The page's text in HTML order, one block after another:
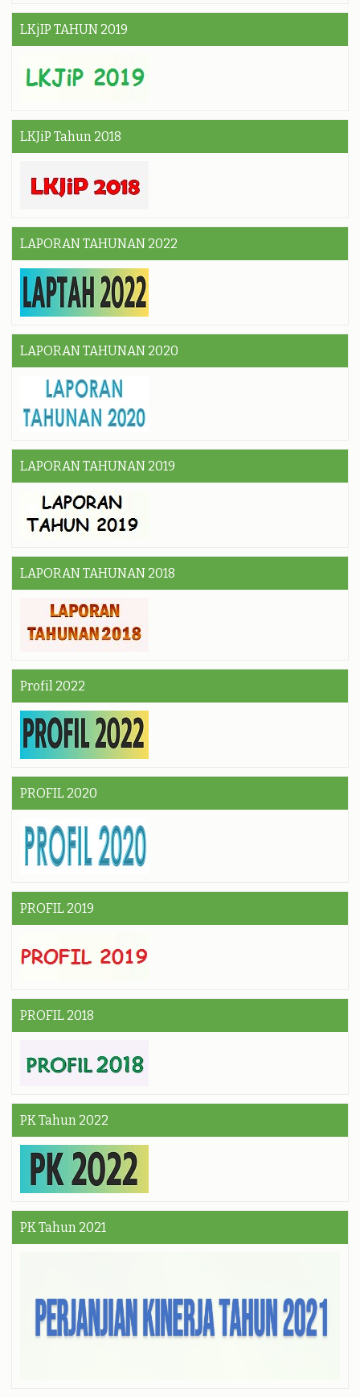
LKjIP TAHUN 2019
LKJiP Tahun 2018
LAPORAN TAHUNAN 2022
LAPORAN TAHUNAN 2020
LAPORAN TAHUNAN 2019
LAPORAN TAHUNAN 2018
Profil 2022
PROFIL 2020
PROFIL 2019
PROFIL 2018
PK Tahun 2022
PK Tahun 2021